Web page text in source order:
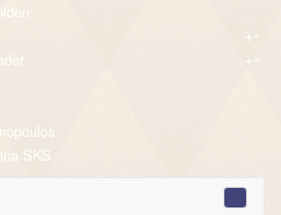
+-
+-
SKS